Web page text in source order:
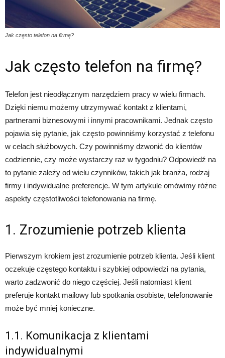
Jak często telefon na firmę?
Jak często telefon na firmę?
Telefon jest nieodłącznym narzędziem pracy w wielu firmach.
Dzięki niemu możemy utrzymywać kontakt z klientami,
partnerami biznesowymi i innymi pracownikami. Jednak często
pojawia się pytanie, jak często powinniśmy korzystać z telefonu
w celach służbowych. Czy powinniśmy dzwonić do klientów
codziennie, czy może wystarczy raz w tygodniu? Odpowiedź na
to pytanie zależy od wielu czynników, takich jak branża, rodzaj
firmy i indywidualne preferencje. W tym artykule omówimy różne
aspekty częstotliwości telefonowania na firmę.
1. Zrozumienie potrzeb klienta
Pierwszym krokiem jest zrozumienie potrzeb klienta. Jeśli klient
oczekuje częstego kontaktu i szybkiej odpowiedzi na pytania,
warto zadzwonić do niego częściej. Jeśli natomiast klient
preferuje kontakt mailowy lub spotkania osobiste, telefonowanie
może być mniej konieczne.
1.1. Komunikacja z klientami
indywidualnymi